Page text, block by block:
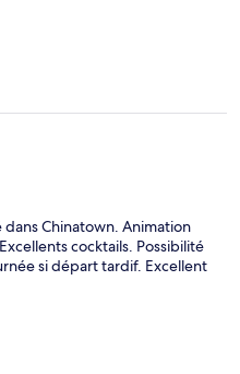
Chinatown. Animation
cocktails. Possibilité
si départ tardif. Excellent